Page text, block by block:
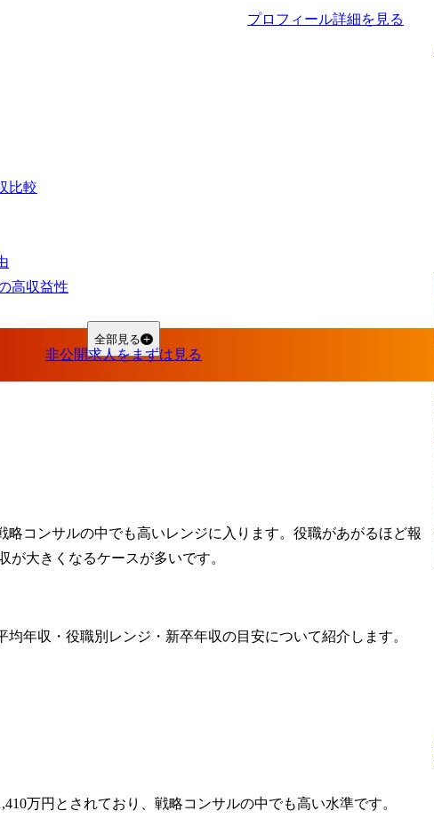
プロフィール詳細を見る
比較
高収益性
ることはある？
全部見る
略コンサルの中でも高いレンジに入ります。役職があがるほど報
が大きくなるケースが多いです。
均年収・役職別レンジ・新卒年収の目安について紹介します。
万円とされており、戦略コンサルの中でも高い水準です。